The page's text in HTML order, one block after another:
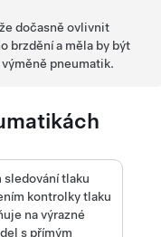
dočasně ovlivnit
brzdění a měla by být
pneumatik.
sledování tlaku
kontrolky tlaku
na výrazné
s přímým